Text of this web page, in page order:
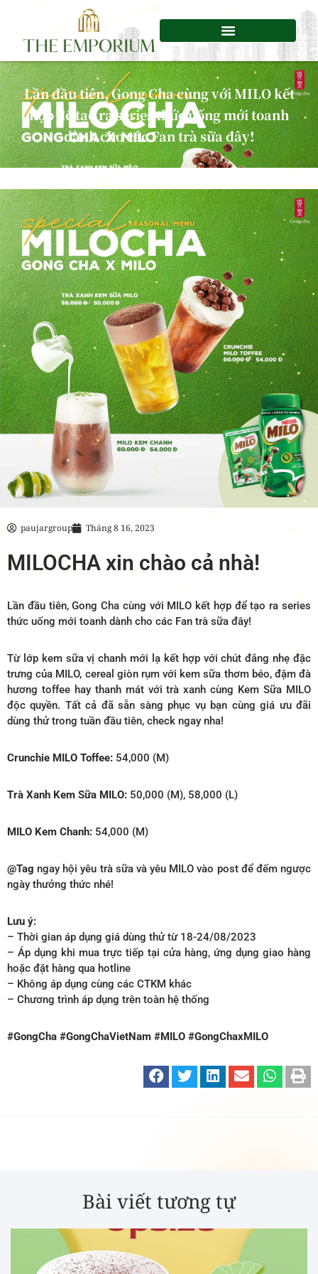
Chuyển
nội
dungLần đầu tiên, Gong Cha cùng với MILO kết
hợp để tạo ra series thức uống mới toanh
dành cho các Fan trà sữa đây!
paujargroup Tháng 8 16, 2023
MILOCHA xin chào cả nhà!
Lần đầu tiên, Gong Cha cùng với MILO kết hợp để tạo ra series
thức uống mới toanh dành cho các Fan trà sữa đây!
Từ lớp kem sữa vị chanh mới lạ kết hợp với chút đắng nhẹ đặc
trưng của MILO, cereal giòn rụm với kem sữa thơm béo, đậm đà
hương toffee hay thanh mát với trà xanh cùng Kem Sữa MILO
độc quyền. Tất cả đã sẵn sàng phục vụ bạn cùng giá ưu đãi
dùng thử trong tuần đầu tiên, check ngay nha!
Crunchie MILO Toffee: 54,000 (M)
Trà Xanh Kem Sữa MILO: 50,000 (M), 58,000 (L)
MILO Kem Chanh: 54,000 (M)
@Tag ngay hội yêu trà sữa và yêu MILO vào post để đếm ngược
ngày thưởng thức nhé!
Lưu ý:
– Thời gian áp dụng giá dùng thử từ 18-24/08/2023
– Áp dụng khi mua trực tiếp tại cửa hàng, ứng dụng giao hàng
hoặc đặt hàng qua hotline
– Không áp dụng cùng các CTKM khác
– Chương trình áp dụng trên toàn hệ thống
#GongCha #GongChaVietNam #MILO #GongChaxMILO
Bài viết tương tự